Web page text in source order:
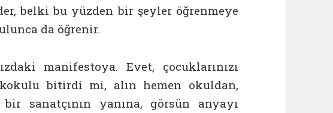
belki bu yüzden bir şeyler öğrenmeye
da öğrenir.
manifestoya. Evet, çocuklarınızı
bitirdi mi, alın hemen okuldan,
sanatçının yanına, görsün anyayı